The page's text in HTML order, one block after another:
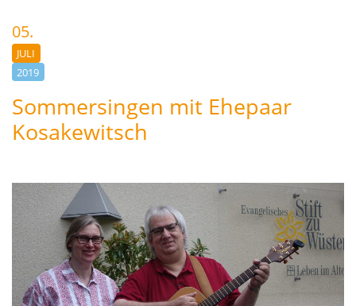
05.
JULI
2019
Sommersingen mit Ehepaar
Kosakewitsch